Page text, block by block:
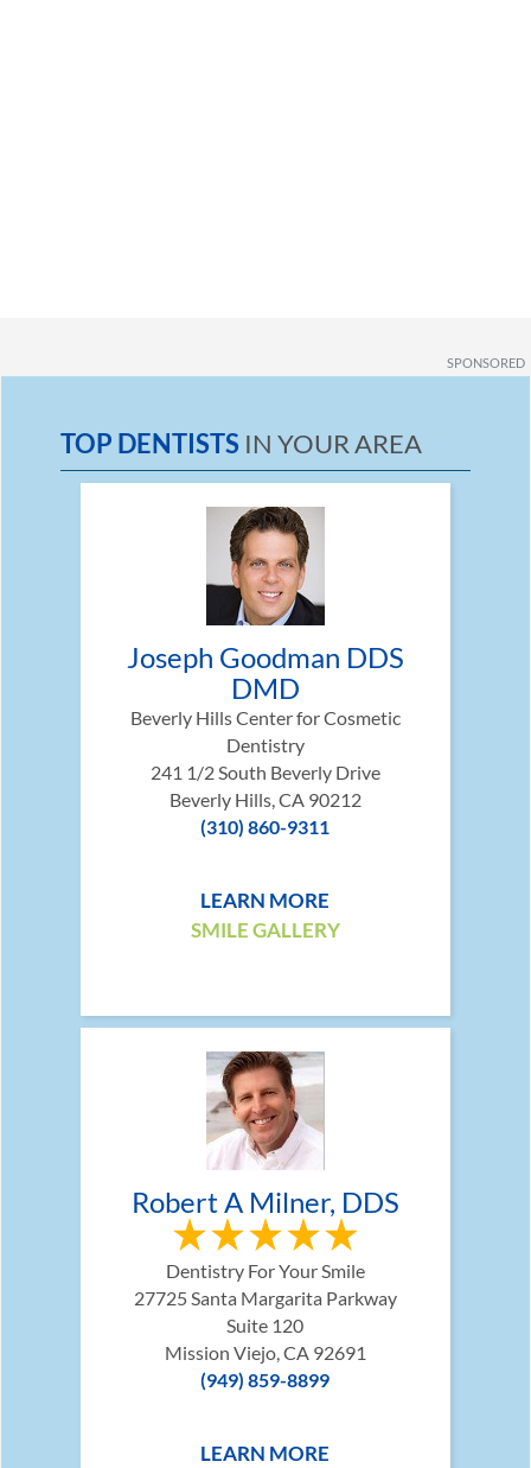
SPONSORED
TOP DENTISTS IN YOUR AREA
Joseph Goodman DDS
DMD
Beverly Hills Center for Cosmetic
Dentistry
241 1/2 South Beverly Drive
Beverly Hills, CA 90212
(310) 860-9311
LEARN MORE
SMILE GALLERY
Robert A Milner, DDS
Dentistry For Your Smile
27725 Santa Margarita Parkway
Suite 120
Mission Viejo, CA 92691
(949) 859-8899
LEARN MORE